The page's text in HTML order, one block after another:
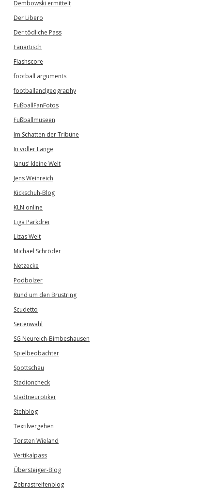
Dembowski ermittelt
Der Libero
Der tödliche Pass
Fanartisch
Flashscore
football arguments
footballandgeography
FußballFanFotos
Fußballmuseen
Im Schatten der Tribüne
In voller Länge
Janus' kleine Welt
Jens Weinreich
Kickschuh-Blog
KLN online
Liga Parkdrei
Lizas Welt
Michael Schröder
Netzecke
Podbolzer
Rund um den Brustring
Scudetto
Seitenwahl
SG Neureich-Bimbeshausen
Spielbeobachter
Spottschau
Stadioncheck
Stadtneurotiker
Stehblog
Textilvergehen
Torsten Wieland
Vertikalpass
Übersteiger-Blog
Zebrastreifenblog